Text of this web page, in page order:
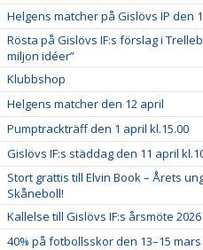
Helgens matcher på Gislövs IP den
Rösta på Gislövs IF:s förslag i
miljon idéer”
Klubbshop
Helgens matcher den 12 april
Pumptrackträff den 1 april kl.15.00
Gislövs IF:s städdag den 11 april
Stort grattis till Elvin Book – Årets
Skåneboll!
Kallelse till Gislövs IF:s årsmöte 2026
40% på fotbollsskor den 13–15